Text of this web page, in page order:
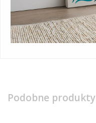
Podobne produkty